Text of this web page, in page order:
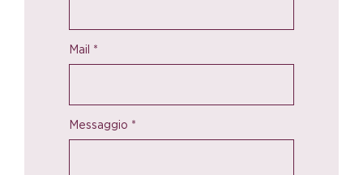
Mail *
Messaggio *